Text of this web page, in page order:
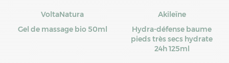
VoltaNatura
Gel de massage bio 50ml
Akileïne
Hydra-défense baume
pieds très secs hydrate
24h 125ml